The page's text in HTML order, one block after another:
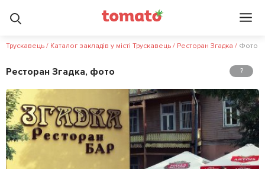
Трускавець / Каталог закладів у місті Трускавець / Ресторан Згадка / Фото
Ресторан Згадка, фото ?